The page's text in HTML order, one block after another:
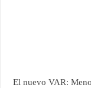
El nuevo VAR: